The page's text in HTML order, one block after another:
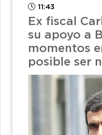
11:43
Ex fiscal
su apoyo a
momentos
posible ser